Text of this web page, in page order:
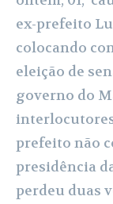
ex-prefeito
colocando
eleição de
governo do
prefeito não
presidência
perdeu duas